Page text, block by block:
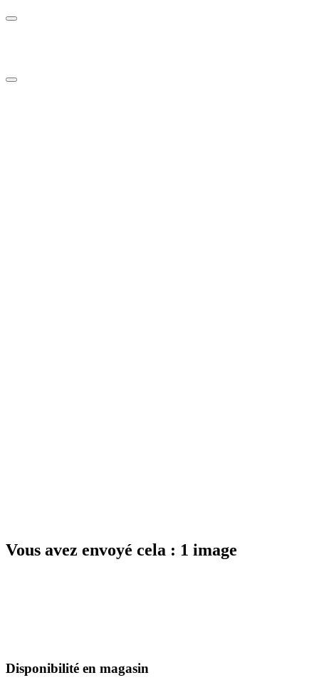
Vous avez envoyé cela : 1 image
Disponibilité en magasin